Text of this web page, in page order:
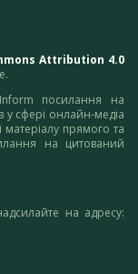
Attribution 4.0
посилання на
у сфері онлайн-медіа
прямого та
на цитований
на адресу: